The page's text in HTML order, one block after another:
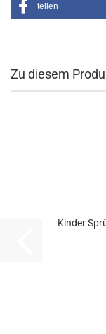
teilen
Zu diesem
Kinder